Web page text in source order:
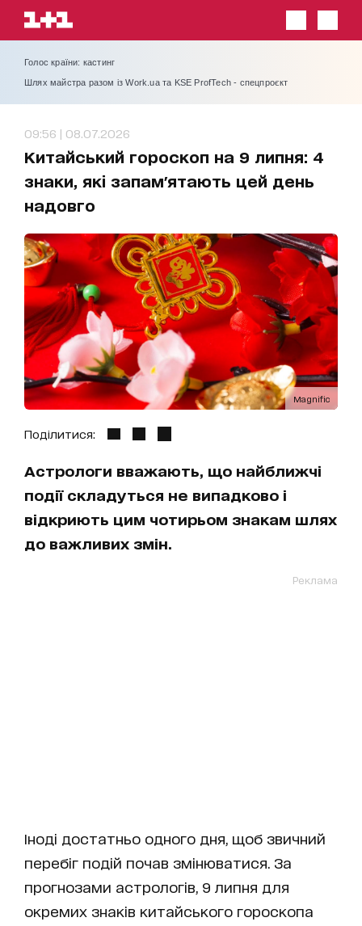
Голос країни: кастинг
Шлях майстра разом із Work.ua та KSE ProfTech - спецпроєкт
09:56 | 08.07.2026
Китайський гороскоп на 9 липня: 4
знаки, які запам'ятають цей день
надовго
Magnific
Поділитися:
Астрологи вважають, що найближчі
події складуться не випадково і
відкриють цим чотирьом знакам шлях
до важливих змін.
Реклама
Іноді достатньо одного дня, щоб звичний
перебіг подій почав змінюватися. За
прогнозами астрологів, 9 липня для
окремих знаків китайського гороскопа